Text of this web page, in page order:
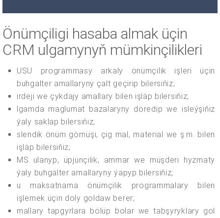
Önümçiligi hasaba almak üçin
CRM ulgamynyň mümkinçilikleri
USU programmasy arkaly önümçilik işleri üçin
buhgalter amallaryny çalt geçirip bilersiňiz;
irdeji we çykdajy amallary bilen işläp bilersiňiz;
lgamda maglumat bazalaryny döredip we isleýşiňiz
ýaly saklap bilersiňiz;
slendik önüm görnüşi, çig mal, material we ş.m. bilen
işläp bilersiňiz;
MS ulanyp, üpjünçilik, ammar we müşderi hyzmaty
ýaly buhgalter amallaryny ýapyp bilersiňiz;
u maksatnama önümçilik programmalary bilen
işlemek üçin doly goldaw berer;
mallary tapgyrlara bölüp bolar we tabşyryklary gol